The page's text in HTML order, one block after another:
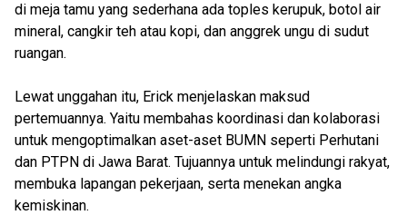
di meja tamu yang sederhana ada toples kerupuk, botol air
mineral, cangkir teh atau kopi, dan anggrek ungu di sudut
ruangan.
Lewat unggahan itu, Erick menjelaskan maksud
pertemuannya. Yaitu membahas koordinasi dan kolaborasi
untuk mengoptimalkan aset-aset BUMN seperti Perhutani
dan PTPN di Jawa Barat. Tujuannya untuk melindungi rakyat,
membuka lapangan pekerjaan, serta menekan angka
kemiskinan.